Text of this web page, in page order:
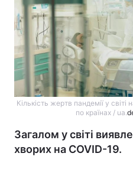
Кількість жертв пандемії у
по країнах / ua.
Загалом у світі
хворих на COVID-19.